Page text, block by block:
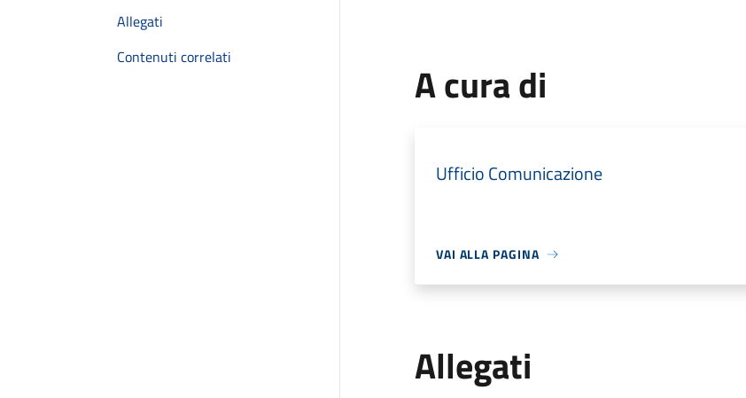
Allegati
Contenuti correlati
A cura di
Ufficio Comunicazione
VAI ALLA PAGINA
Allegati